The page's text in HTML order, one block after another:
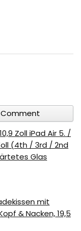
Comment
Zoll iPad Air 5. /
(4th / 3rd / 2nd
Glas
mit
& Nacken, 19,5